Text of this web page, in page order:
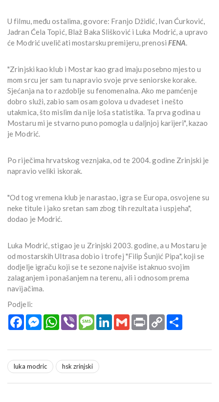
U filmu, među ostalima, govore: Franjo Džidić, Ivan Ćurković,
Jadran Ćela Topić, Blaž Baka Slišković i Luka Modrić, a upravo
će Modrić uveličati mostarsku premijeru, prenosi FENA.
"Zrinjski kao klub i Mostar kao grad imaju posebno mjesto u
mom srcu jer sam tu napravio svoje prve seniorske korake.
Sjećanja na to razdoblje su fenomenalna. Ako me pamćenje
dobro služi, zabio sam osam golova u dvadeset i nešto
utakmica, što mislim da nije loša statistika. Ta prva godina u
Mostaru mi je stvarno puno pomogla u daljnjoj karijeri", kazao
je Modrić.
Po riječima hrvatskog veznjaka, od te 2004. godine Zrinjski je
napravio veliki iskorak.
"Od tog vremena klub je narastao, igra se Europa, osvojene su
neke titule i jako sretan sam zbog tih rezultata i uspjeha",
dodao je Modrić.
Luka Modrić, stigao je u Zrinjski 2003. godine, a u Mostaru je
od mostarskih Ultrasa dobio i trofej "Filip Šunjić Pipa", koji se
dodjelje igraču koji se te sezone najviše istaknuo svojim
zalaganjem i ponašanjem na terenu, ali i odnosom prema
navijačima.
Podjeli:
FacebookMessengerWhatsApp
Viber MessageLinkedInGmail Print Copy
Link
luka modric hsk zrinjski